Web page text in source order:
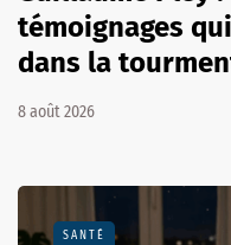
témoignages
dans la
8 août 2026
SANTÉ